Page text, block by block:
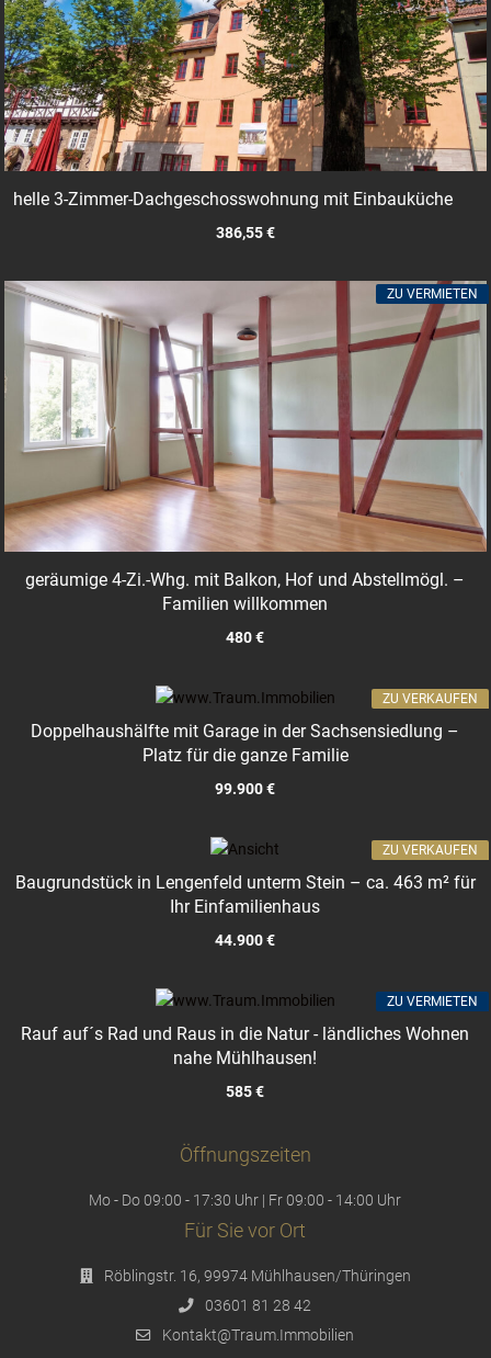
helle 3-Zimmer-Dachgeschosswohnung mit Einbauküche
386,55 €
geräumige 4-Zi.-Whg. mit Balkon, Hof und Abstellmögl. –
Familien willkommen
480 €
ZU VERMIETEN
Doppelhaushälfte mit Garage in der Sachsensiedlung –
Platz für die ganze Familie
99.900 €
ZU VERKAUFEN
Baugrundstück in Lengenfeld unterm Stein – ca. 463 m² für
Ihr Einfamilienhaus
44.900 €
ZU VERKAUFEN
Rauf auf´s Rad und Raus in die Natur - ländliches Wohnen
nahe Mühlhausen!
585 €
ZU VERMIETEN
Öffnungszeiten
Mo - Do 09:00 - 17:30 Uhr | Fr 09:00 - 14:00 Uhr
Für Sie vor Ort
Röblingstr. 16, 99974 Mühlhausen/Thüringen
03601 81 28 42
Kontakt@Traum.Immobilien